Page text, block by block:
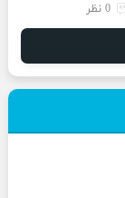
0 نظر